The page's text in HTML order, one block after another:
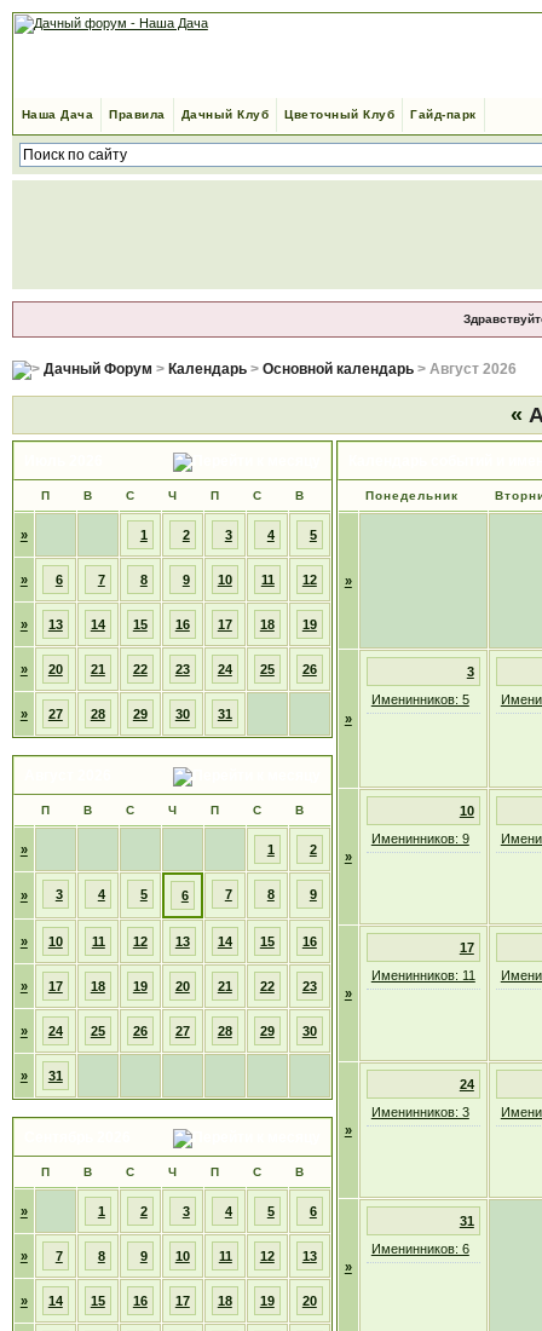
Наша Дача Правила Дачный Клуб Цветочный Клуб Гайд-парк
Дачный Форум > Календарь> Основной календарь> Август 2026
«
П В С Ч П С В
» 1 2 3 4 5
» 6 7 8 9 10 11 12
» 13 14 15 16 17 18 19
» 20 21 22 23 24 25 26
» 27 28 29 30 31
П В С Ч П С В
» 1 2
» 3 4 5 6 7 8 9
» 10 11 12 13 14 15 16
» 17 18 19 20 21 22 23
» 24 25 26 27 28 29 30
» 31
П В С Ч П С В
» 1 2 3 4 5 6
» 7 8 9 10 11 12 13
» 14 15 16 17 18 19 20
Понедельник
»
»
3
Именинников: 5
»
10
Именинников: 9
»
17
Именинников: 11
»
24
Именинников: 3
»
31
Именинников: 6